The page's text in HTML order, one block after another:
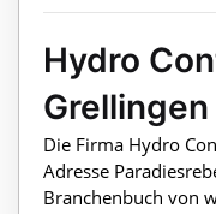
Hydro
Grellingen
Die Firma Hydro
Adresse
Branchenbuch von